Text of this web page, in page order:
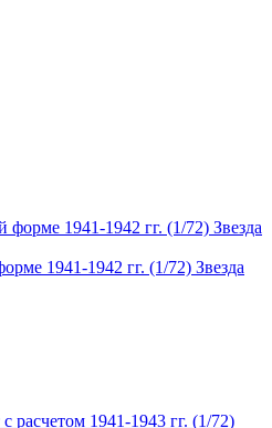
1941-1942 гг. (1/72) Звезда